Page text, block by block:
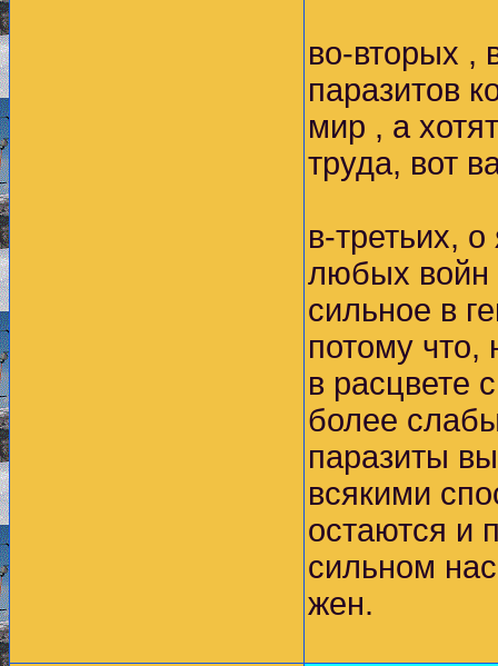
во-вторых ,
паразитов
мир , а
труда, вот
в-третьих,
любых войн
сильное в
потому
в расцвете
более
паразиты
всякими
остаются и
сильном
жен.